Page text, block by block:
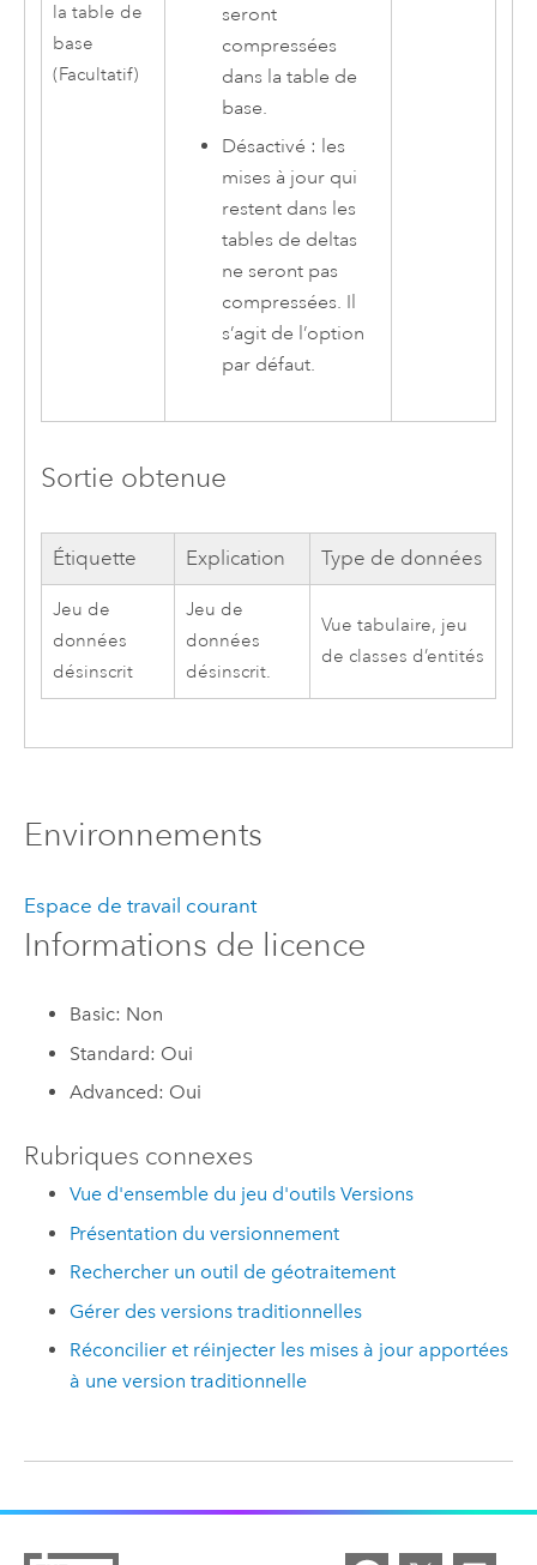
la table de
base
(Facultatif)
seront
compressées
dans la table de
base.
Désactivé : les
mises à jour qui
restent dans les
tables de deltas
ne seront pas
compressées. Il
s’agit de l’option
par défaut.
Sortie obtenue
Étiquette Explication Type de données
Jeu de
données
désinscrit
Jeu de
données
désinscrit.
Vue tabulaire, jeu
de classes d’entités
Environnements
Espace de travail courant
Informations de licence
Basic: Non
Standard: Oui
Advanced: Oui
Rubriques connexes
Vue d'ensemble du jeu d'outils Versions
Présentation du versionnement
Rechercher un outil de géotraitement
Gérer des versions traditionnelles
Réconcilier et réinjecter les mises à jour apportées
à une version traditionnelle